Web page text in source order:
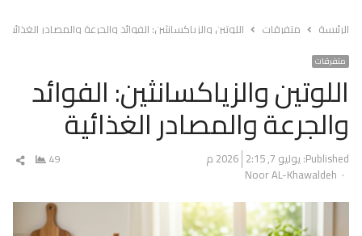
الرئيسة متفرقات اللوتين والزياكسانثين: الفوائد والجرعة والمصادر الغذائية
متفرقات
اللوتين والزياكسانثين: الفوائد
والجرعة والمصادر الغذائية
Published: يوليو 7, 2026 2:15 م
Author
Noor AL-Khawaldeh
49